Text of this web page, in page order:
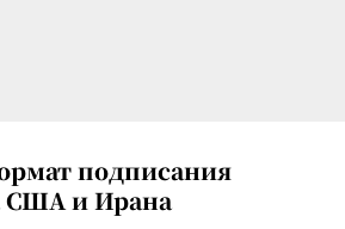
подписания
США и Ирана